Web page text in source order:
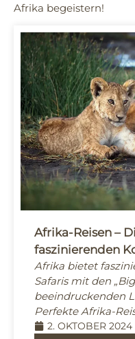
Afrika begeistern!
Afrika-Reisen –
faszinierenden
Afrika bietet
Safaris mit den
beeindruckenden
Perfekte Afrika-
2. OKTOBER 2024